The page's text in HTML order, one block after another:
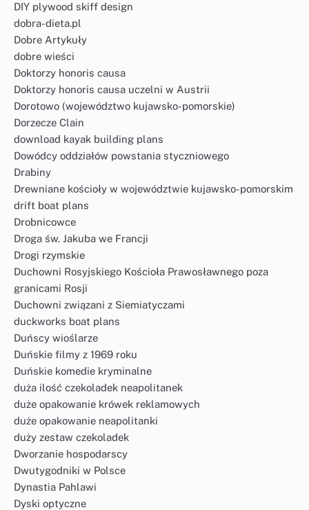
DIY plywood skiff design
dobra-dieta.pl
Dobre Artykuły
dobre wieści
Doktorzy honoris causa
Doktorzy honoris causa uczelni w Austrii
Dorotowo (województwo kujawsko-pomorskie)
Dorzecze Clain
download kayak building plans
Dowódcy oddziałów powstania styczniowego
Drabiny
Drewniane kościoły w województwie kujawsko-pomorskim
drift boat plans
Drobnicowce
Droga św. Jakuba we Francji
Drogi rzymskie
Duchowni Rosyjskiego Kościoła Prawosławnego poza
granicami Rosji
Duchowni związani z Siemiatyczami
duckworks boat plans
Duńscy wioślarze
Duńskie filmy z 1969 roku
Duńskie komedie kryminalne
duża ilość czekoladek neapolitanek
duże opakowanie krówek reklamowych
duże opakowanie neapolitanki
duży zestaw czekoladek
Dworzanie hospodarscy
Dwutygodniki w Polsce
Dynastia Pahlawi
Dyski optyczne